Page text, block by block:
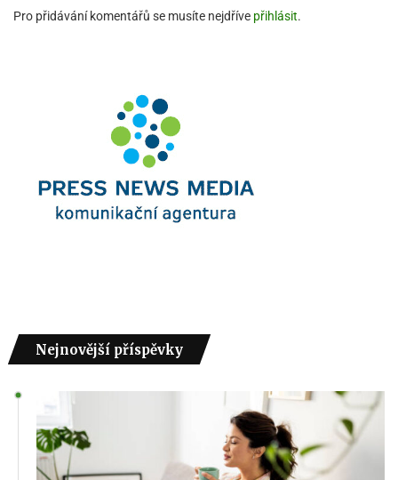
Pro přidávání komentářů se musíte nejdříve přihlásit.
Nejnovější příspěvky